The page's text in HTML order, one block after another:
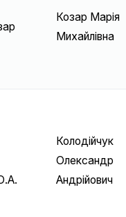
Козар Марія
Михайлівна
Колодійчук
Олександр
Андрійович